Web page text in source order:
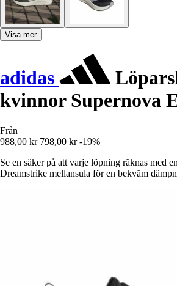
Visa mer
adidas
kvinnor Supernova
Från
988,00 kr 798,00 kr -19%
Se en säker på att varje löpning räknas med
Dreamstrike mellansula för en bekväm